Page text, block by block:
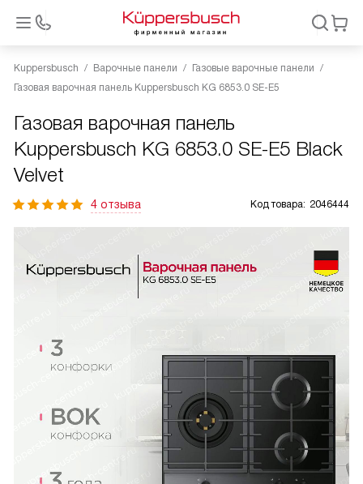
Kuppersbusch Варочные панели
Газовые варочные панели
Газовая варочная панель Kuppersbusch KG 6853.0 SE-E5
Газовая варочная панель
Kuppersbusch KG 6853.0 SE-E5 Black
Velvet
4 отзыва Код товара: 2046444